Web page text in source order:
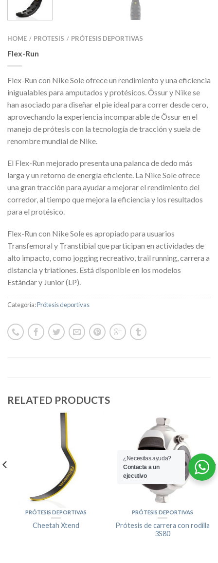
HOME / PROTESIS / PRÓTESIS DEPORTIVAS
Flex-Run
Flex-Run con Nike Sole ofrece un rendimiento y una eficiencia
inigualables para amputados y protésicos. Össur y Nike se
han asociado para diseñar el pie ideal para correr desde cero,
aprovechando la experiencia incomparable de Össur en el
manejo de prótesis con la tecnología de tracción y suela de
renombre mundial de Nike.
El Flex-Run mejorado presenta una palanca de dedo más
larga y un retorno de energía eficiente. La Nike Sole ofrece
una gran tracción para ayudar a mejorar el rendimiento del
corredor, al tiempo que mejora la eficiencia y los resultados
para el protésico.
Flex-Run con Nike Sole es apropiado para usuarios
Transfemoral y Transtibial que participan en actividades de
alto impacto, como jogging recreativo, trail running, carrera a
distancia y triatlones. Está disponible en los modelos
Estándar y Junior (LP).
Categoría:Prótesis deportivas
RELATED PRODUCTS
PRÓTESIS DEPORTIVAS
Cheetah Xtend
PRÓTESIS DEPORTIVAS
Prótesis de carrera con rodilla
3S80
¿Necesitas ayuda?
Contacta a un
ejecutivo